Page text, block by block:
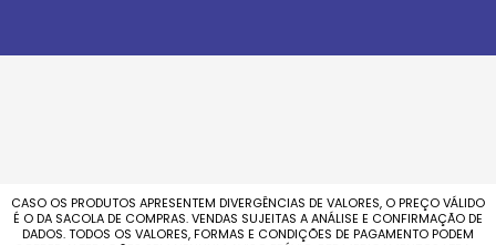
CASO OS PRODUTOS APRESENTEM DIVERGÊNCIAS DE VALORES, O PREÇO VÁLIDO
É O DA SACOLA DE COMPRAS. VENDAS SUJEITAS A ANÁLISE E CONFIRMAÇÃO DE
DADOS. TODOS OS VALORES, FORMAS E CONDIÇÕES DE PAGAMENTO PODEM